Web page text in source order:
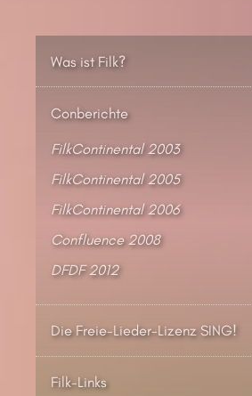
Was ist Filk?
Conberichte
FilkContinental 2003
FilkContinental 2005
FilkContinental 2006
Confluence 2008
DFDF 2012
Die Freie-Lieder-Lizenz SING!
Filk-Links